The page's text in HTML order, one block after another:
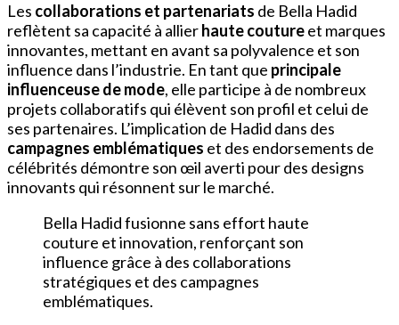
Les collaborations et partenariats de Bella Hadid
reflètent sa capacité à allierhaute coutureet marques
innovantes, mettant en avant sa polyvalence et son
influence dans l’industrie. En tant que principale
influenceuse de mode, elle participe à de nombreux
projets collaboratifs qui élèvent son profil et celui de
ses partenaires. L’implication de Hadid dans des
campagnes emblématiques et des endorsements de
célébrités démontre son œil averti pour des designs
innovants qui résonnent sur le marché.
Bella Hadid fusionne sans effort haute
couture et innovation, renforçant son
influence grâce à des collaborations
stratégiques et des campagnes
emblématiques.